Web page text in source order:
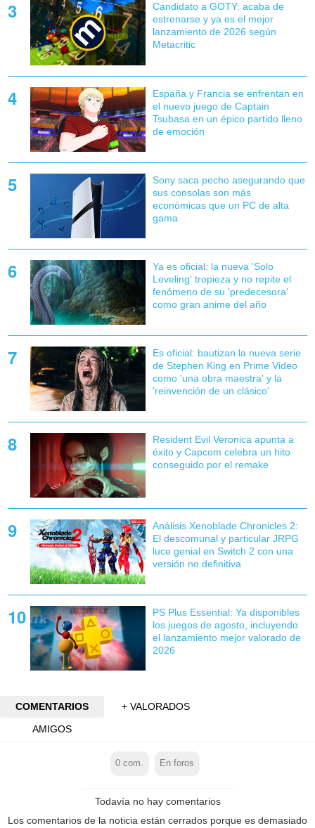
Candidato a GOTY: acaba de
estrenarse y ya es el mejor
lanzamiento de 2026 según
Metacritic
España y Francia se enfrentan en
el nuevo juego de Captain
Tsubasa en un épico partido lleno
de emoción
Sony saca pecho asegurando que
sus consolas son más
económicas que un PC de alta
gama
Ya es oficial: la nueva 'Solo
Leveling' tropieza y no repite el
fenómeno de su 'predecesora'
como gran anime del año
Es oficial: bautizan la nueva serie
de Stephen King en Prime Video
como 'una obra maestra' y la
'reinvención de un clásico'
Resident Evil Veronica apunta a
éxito y Capcom celebra un hito
conseguido por el remake
Análisis Xenoblade Chronicles 2:
El descomunal y particular JRPG
luce genial en Switch 2 con una
versión no definitiva
PS Plus Essential: Ya disponibles
los juegos de agosto, incluyendo
el lanzamiento mejor valorado de
2026
COMENTARIOS
+ VALORADOS
AMIGOS
0 com. En foros
Todavía no hay comentarios
Los comentarios de la noticia están cerrados porque es demasiado